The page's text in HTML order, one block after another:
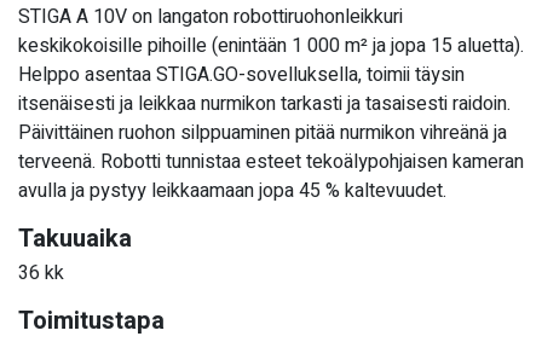
STIGA A 10V on langaton robottiruohonleikkuri
keskikokoisille pihoille (enintään 1 000 m² ja jopa 15 aluetta).
Helppo asentaa STIGA.GO-sovelluksella, toimii täysin
itsenäisesti ja leikkaa nurmikon tarkasti ja tasaisesti raidoin.
Päivittäinen ruohon silppuaminen pitää nurmikon vihreänä ja
terveenä. Robotti tunnistaa esteet tekoälypohjaisen kameran
avulla ja pystyy leikkaamaan jopa 45 % kaltevuudet.
Takuuaika
36 kk
Toimitustapa